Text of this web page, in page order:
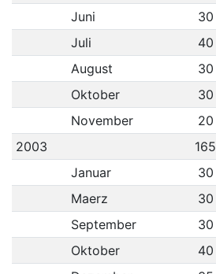
Juni
30
Juli
40
August
30
Oktober
30
November
20
2003
165
Januar
30
Maerz
30
September
30
Oktober
40